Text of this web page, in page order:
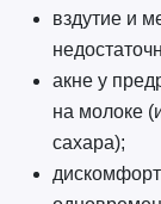
вздутие и
акне у
на молоке
сахара);